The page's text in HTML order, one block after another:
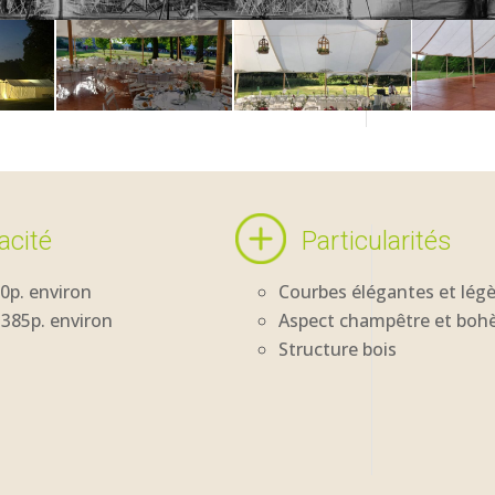
environ
environ
Particularités
Courbes élégantes et
Aspect champêtre et
Structure bois